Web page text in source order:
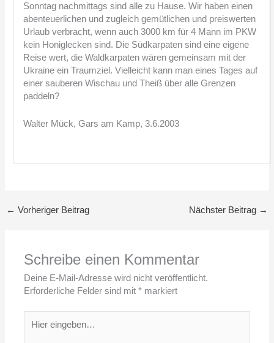
Sonntag nachmittags sind alle zu Hause. Wir haben einen
abenteuerlichen und zugleich gemütlichen und preiswerten
Urlaub verbracht, wenn auch 3000 km für 4 Mann im PKW
kein Honiglecken sind. Die Südkarpaten sind eine eigene
Reise wert, die Waldkarpaten wären gemeinsam mit der
Ukraine ein Traumziel. Vielleicht kann man eines Tages auf
einer sauberen Wischau und Theiß über alle Grenzen
paddeln?
Walter Mück, Gars am Kamp, 3.6.2003
← Vorheriger Beitrag Nächster Beitrag →
Schreibe einen Kommentar
Deine E-Mail-Adresse wird nicht veröffentlicht.
Erforderliche Felder sind mit* markiert
eingeben…